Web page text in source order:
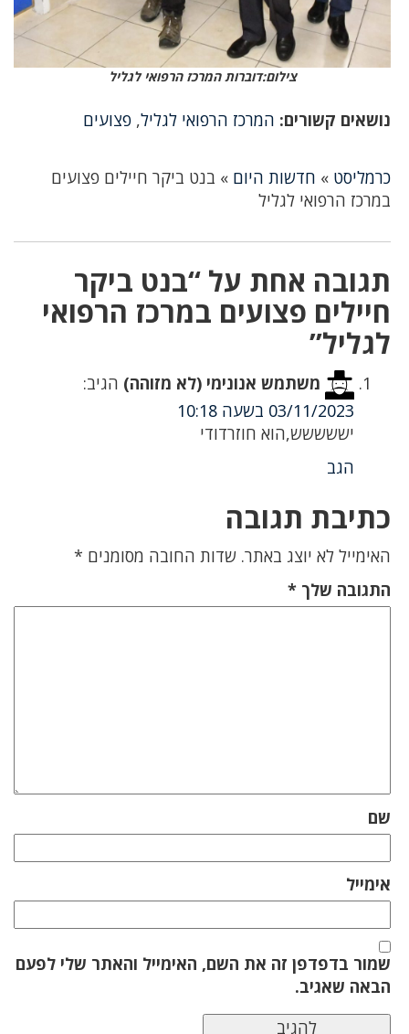
צילום:דוברות המרכז הרפואי לגליל
נושאים קשורים: המרכז הרפואי לגליל, פצועים
כרמליסט » חדשות היום » בנט ביקר חיילים פצועים
במרכז הרפואי לגליל
תגובה אחת על “בנט ביקר
חיילים פצועים במרכז הרפואי
לגליל”
משתמש אנונימי (לא מזוהה) הגיב:
03/11/2023 בשעה 10:18
יששששש,הוא חוזרדודי
הגב
כתיבת תגובה
האימייל לא יוצג באתר. שדות החובה מסומנים *
התגובה שלך *
שם
אימייל
שמור בדפדפן זה את השם, האימייל והאתר שלי לפעם
הבאה שאגיב.